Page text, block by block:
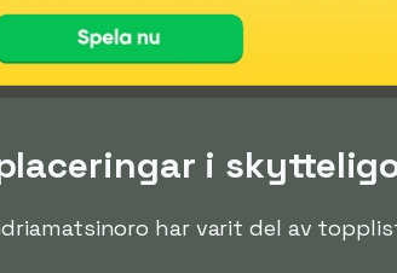
i
har varit del av